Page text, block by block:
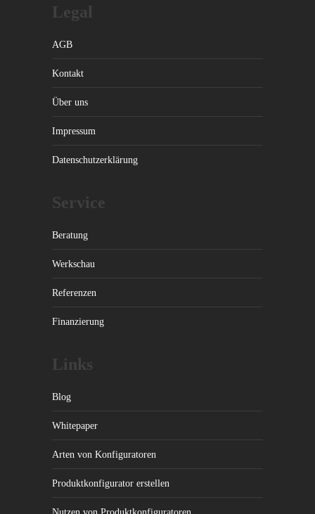
Legal
AGB
Kontakt
Über uns
Impressum
Datenschutzerklärung
Service
Beratung
Werkschau
Referenzen
Finanzierung
Links
Blog
Whitepaper
Arten von Konfiguratoren
Produktkonfigurator erstellen